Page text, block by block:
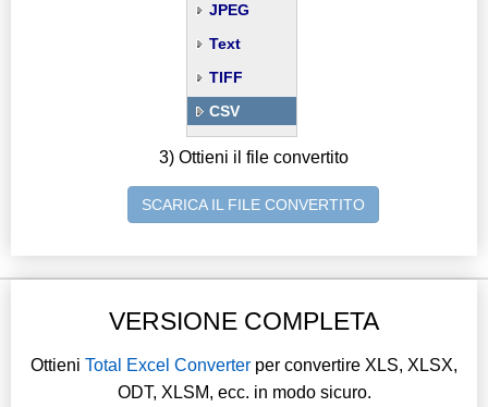
JPEG
Text
TIFF
CSV
3) Ottieni il file convertito
SCARICA IL FILE CONVERTITO
VERSIONE COMPLETA
Ottieni Total Excel Converter per convertire XLS, XLSX,
ODT, XLSM, ecc. in modo sicuro.